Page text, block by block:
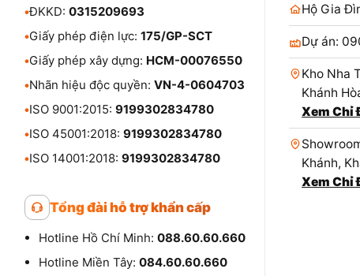
•ĐKKD: 0315209693
•Giấy phép điện lực: 175/GP-SCT
•Giấy phép xây dựng: HCM-00076550
•Nhãn hiệu độc quyền: VN-4-0604703
•ISO 9001:2015: 9199302834780
•ISO 45001:2018: 9199302834780
•ISO 14001:2018: 9199302834780
Tổng đài hỗ trợ khẩn cấp
Hotline Hồ Chí Minh: 088.60.60.660
Hotline Miền Tây: 084.60.60.660
Hộ Gia
Dự án:
Kho Nha
Khánh
Xem Chỉ
Khánh,
Xem Chỉ